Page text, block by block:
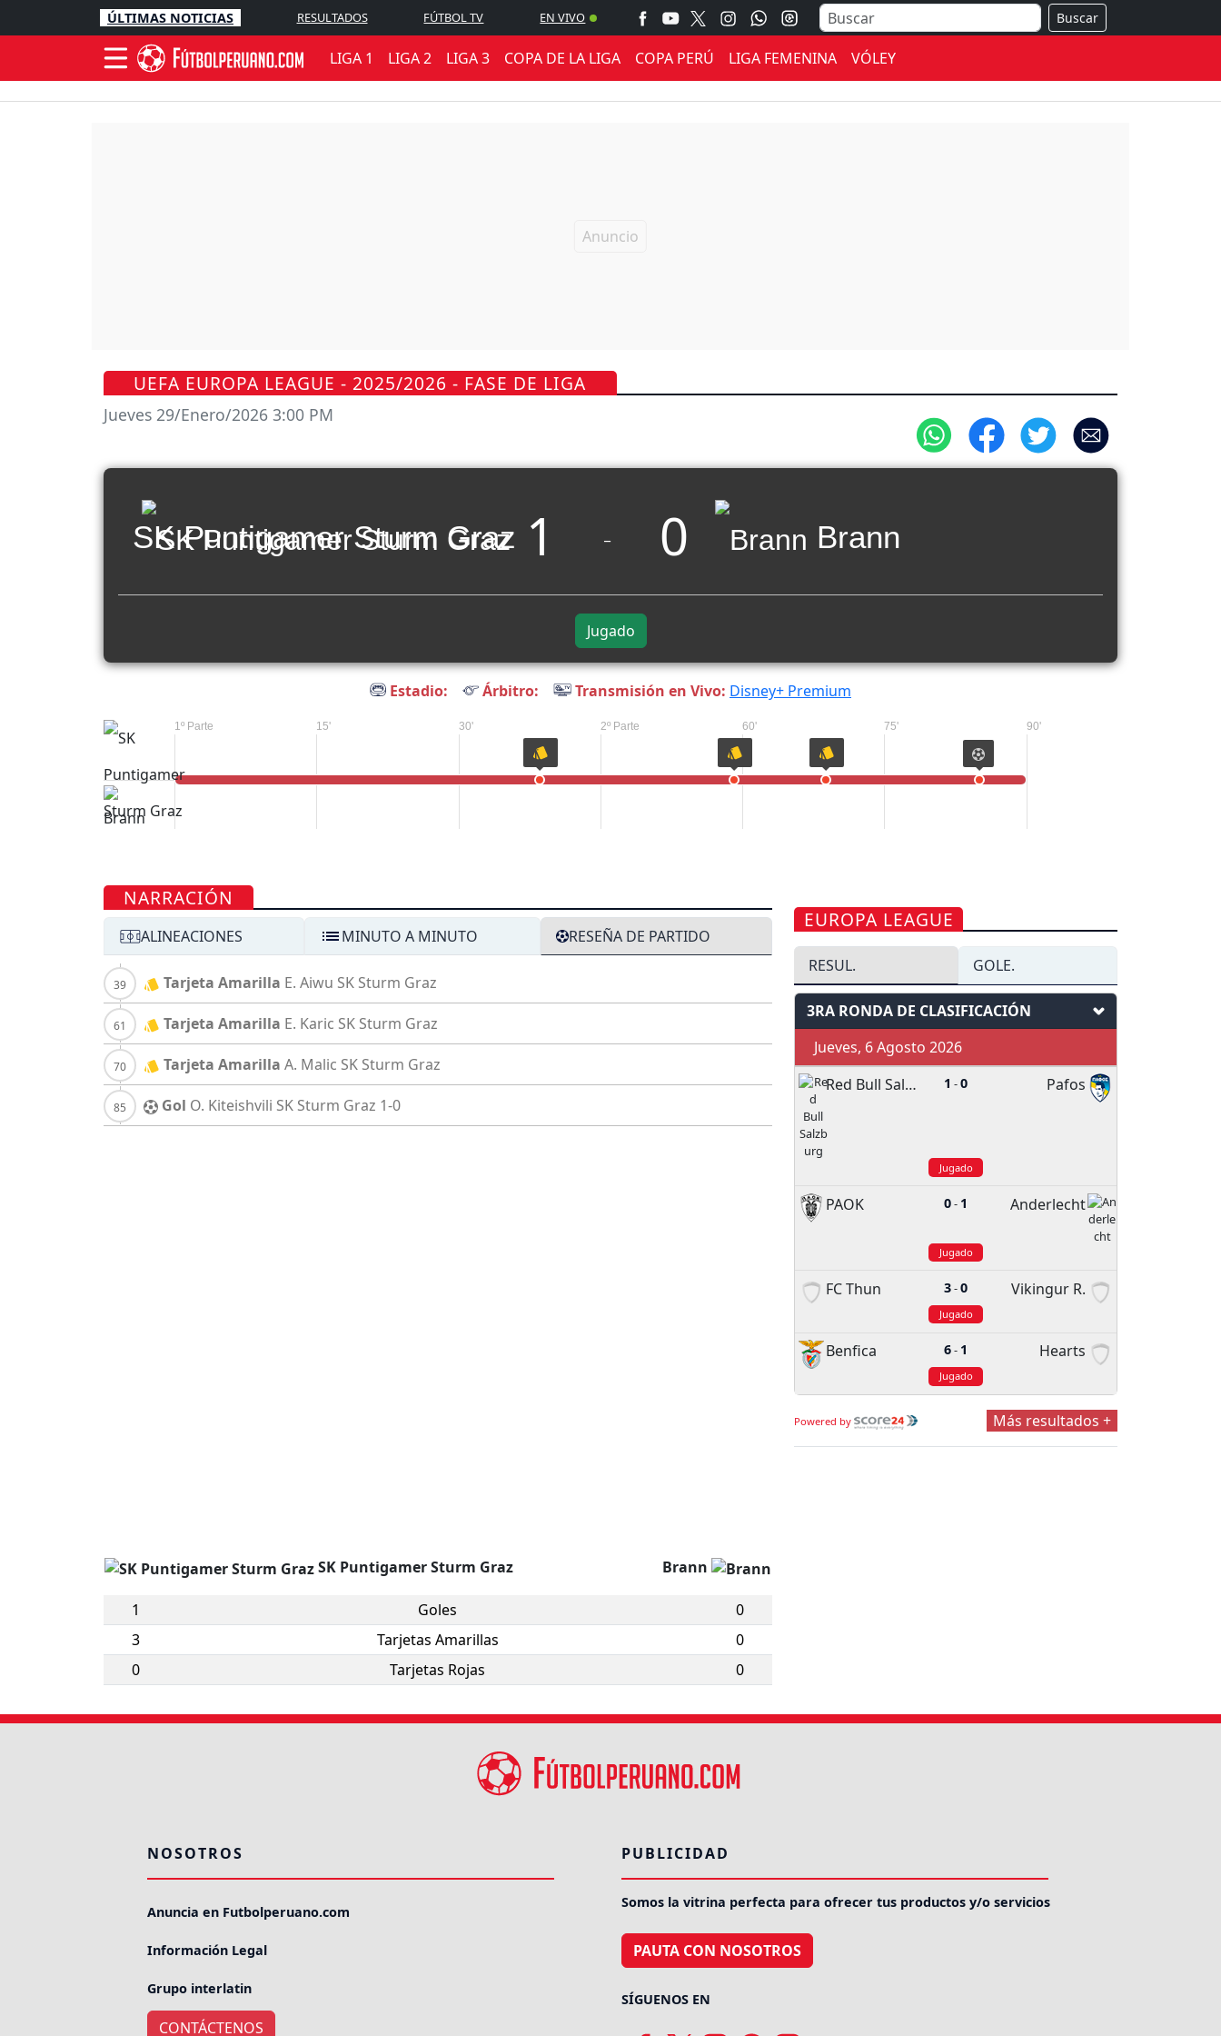
ÚLTIMAS NOTICIAS RESULTADOS FÚTBOL TV EN VIVO Buscar
LIGA 1 LIGA 2 LIGA 3 COPA DE LA LIGA COPA PERÚ LIGA FEMENINA VÓLEY
UEFA EUROPA LEAGUE - 2025/2026 - FASE DE LIGA
Jueves 29/Enero/2026 3:00 PM
SK Puntigamer Sturm Graz 1 0 Brann
Jugado
Estadio: Árbitro: Transmisión en Vivo: Disney+ Premium
1º Parte 15' 30' 2º Parte 60' 75' 90'
NARRACIÓN
ALINEACIONES MINUTO A MINUTO RESEÑA DE PARTIDO
Tarjeta Amarilla E. Aiwu SK Sturm Graz
Tarjeta Amarilla E. Karic SK Sturm Graz
Tarjeta Amarilla A. Malic SK Sturm Graz
Gol O. Kiteishvili SK Sturm Graz 1-0
SK Puntigamer Sturm Graz Brann
1 Goles
0
3
Tarjetas Amarillas
0
0
Tarjetas Rojas 0
EUROPA LEAGUE
RESUL. GOLE.
3RA RONDA DE CLASIFICACIÓN
Jueves, 6 Agosto 2026
Red Bull Salzburg
1 -0 Pafos
Jugado
PAOK 0- 1 Anderlecht
Jugado
FC Thun 3-0 Vikingur R.
Jugado
Benfica 6- 1 Hearts
Jugado
Powered by Más resultados +
NOSOTROS
Anuncia en Futbolperuano.com
Información Legal
Grupo interlatin
CONTÁCTENOS
PUBLICIDAD
Somos la vitrina perfecta para ofrecer tus productos y/o servicios
PAUTA CON NOSOTROS
SÍGUENOS EN